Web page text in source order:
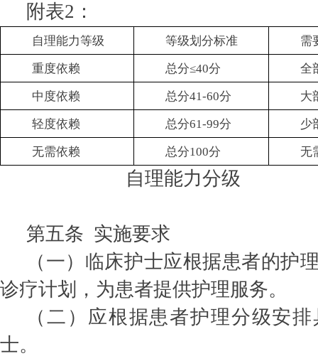
附表2：
自理能力等级 等级划分标准 需
重度依赖 总分≤40分 全
中度依赖 总分41-60分 大
轻度依赖 总分61-99分 少
无需依赖 总分100分 无
自理能力分级
第五条 实施要求
（一）临床护士应根据患者的护
诊疗计划，为患者提供护理服务。
（二）应根据患者护理分级安
士。